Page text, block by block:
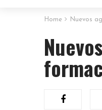
Home Nuevos